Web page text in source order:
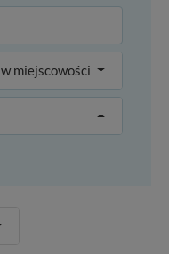
w miejscowości